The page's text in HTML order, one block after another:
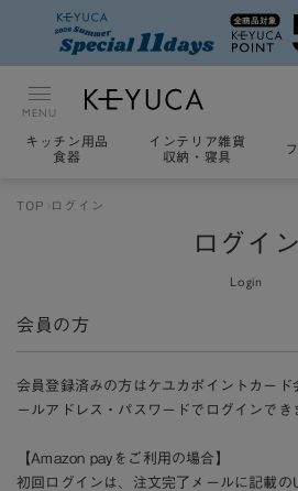
MENU
キッチン用品
食器
インテリア雑貨
収納・寝具
TOP ログイン
ログイン
Login
会員の方
会員登録済みの方はケユカポイントカード
ールアドレス・パスワードでログインでき
【Amazon payをご利用の場合】
初回ログインは、注文完了メールに記載の